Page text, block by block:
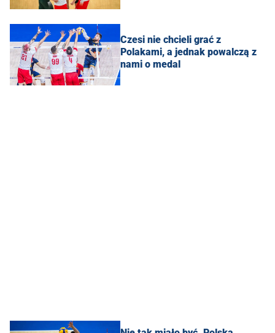
Czesi nie chcieli grać z
Polakami, a jednak powalczą z
nami o medal